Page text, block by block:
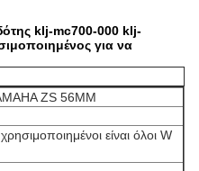
klj-mc700-000 klj-
για να
ZS 56MM
είναι όλοι W